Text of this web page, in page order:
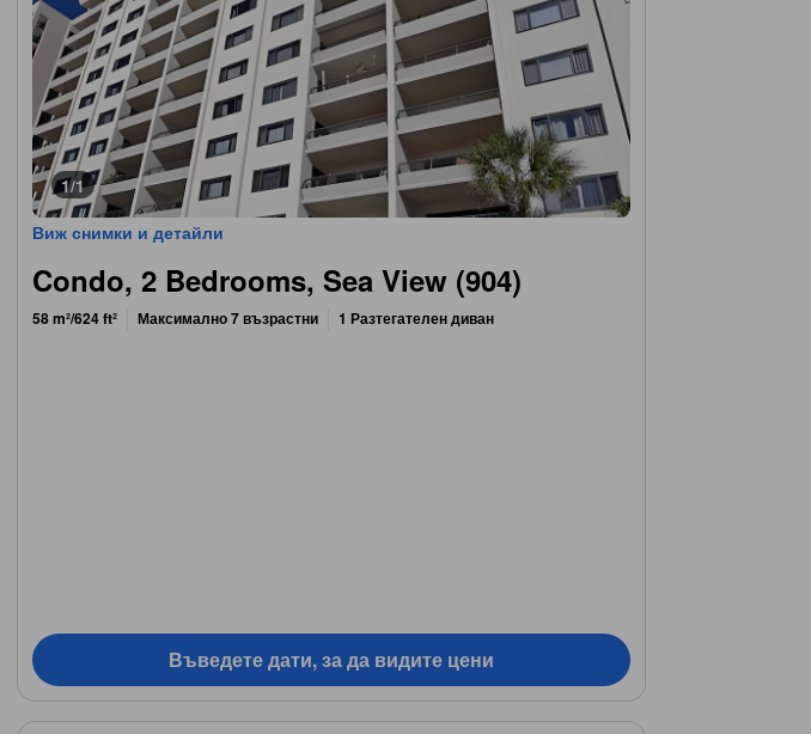
1/1
Виж снимки и детайли
Condo, 2 Bedrooms, Sea View (904)
58 m²/624 ft² Максимално 7 възрастни 1 Разтегателен диван
Въведете дати, за да видите цени